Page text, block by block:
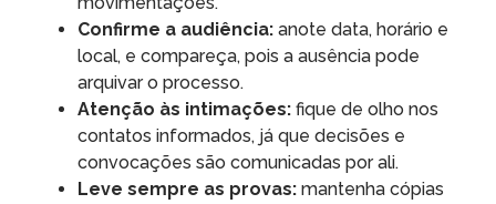
Confirme a audiência: anote data, horário e
local, e compareça, pois a ausência pode
arquivar o processo.
Atenção às intimações: fique de olho nos
contatos informados, já que decisões e
convocações são comunicadas por ali.
Leve sempre as provas: mantenha cópias